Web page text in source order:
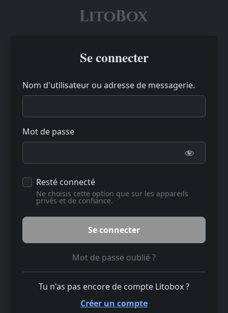
Se connecter
Nom d'utilisateur ou adresse de messagerie.
Mot de passe
Resté connecté
Ne choisis cette option que sur les appareils
privés et de confiance.
Mot de passe oublié ?
Tu n'as pas encore de compte Litobox ?
Créer un compte